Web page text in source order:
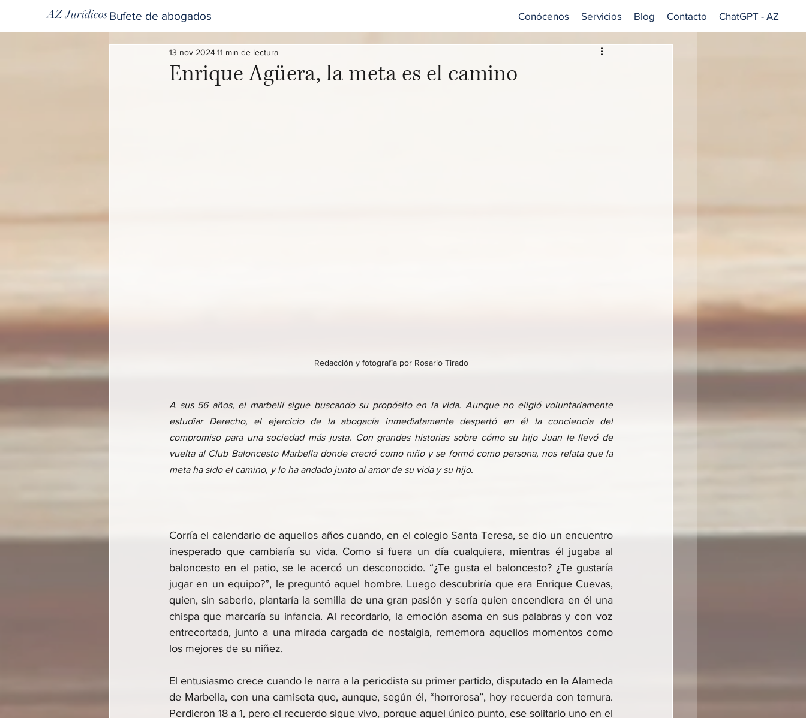
AZ JurídicosBufete de abogados Conócenos Servicios Blog Contacto ChatGPT - AZ
Enrique Agüera, la meta es el camino
13 nov 202411 min de lectura
Redacción y fotografía por Rosario Tirado
A sus 56 años, el marbellí sigue buscando su propósito en la vida. Aunque no eligió voluntariamente
estudiar Derecho, el ejercicio de la abogacía inmediatamente despertó en él la conciencia del
compromiso para una sociedad más justa. Con grandes historias sobre cómo su hijo Juan le llevó de
vuelta al Club Baloncesto Marbella donde creció como niño y se formó como persona, nos relata que la
meta ha sido el camino, y lo ha andado junto al amor de su vida y su hijo.
Corría el calendario de aquellos años cuando, en el colegio Santa Teresa, se dio un encuentro
inesperado que cambiaría su vida. Como si fuera un día cualquiera, mientras él jugaba al
baloncesto en el patio, se le acercó un desconocido. “¿Te gusta el baloncesto? ¿Te gustaría
jugar en un equipo?”, le preguntó aquel hombre. Luego descubriría que era Enrique Cuevas,
quien, sin saberlo, plantaría la semilla de una gran pasión y sería quien encendiera en él una
chispa que marcaría su infancia. Al recordarlo, la emoción asoma en sus palabras y con voz
entrecortada, junto a una mirada cargada de nostalgia, rememora aquellos momentos como
los mejores de su niñez.
El entusiasmo crece cuando le narra a la periodista su primer partido, disputado en la Alameda
de Marbella, con una camiseta que, aunque, según él, “horrorosa”, hoy recuerda con ternura.
Perdieron 18 a 1, pero el recuerdo sigue vivo, porque aquel único punto, ese solitario uno en el